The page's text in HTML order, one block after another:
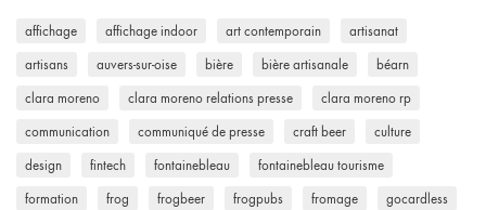
affichage affichage indoor art contemporain artisanat
artisans auvers-sur-oise bière bière artisanale béarn
clara moreno clara moreno relations presse clara moreno rp
communication communiqué de presse craft beer culture
design fintech fontainebleau fontainebleau tourisme
formation frog frogbeer frogpubs fromage gocardless